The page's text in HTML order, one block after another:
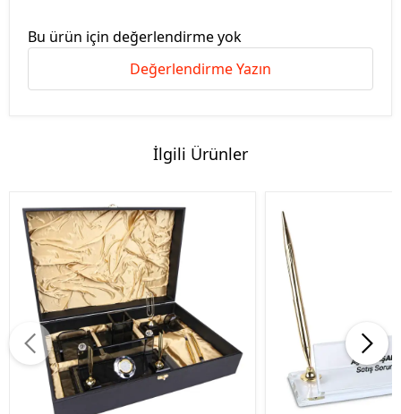
Bu ürün için değerlendirme yok
Değerlendirme Yazın
İlgili Ürünler